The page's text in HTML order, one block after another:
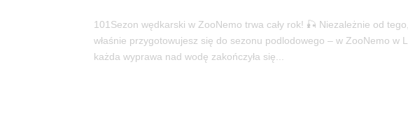
101Sezon wędkarski w ZooNemo trwa cały rok! 🎣 Niezależnie od
właśnie przygotowujesz się do sezonu podlodowego – w ZooNemo
każda wyprawa nad wodę zakończyła się...